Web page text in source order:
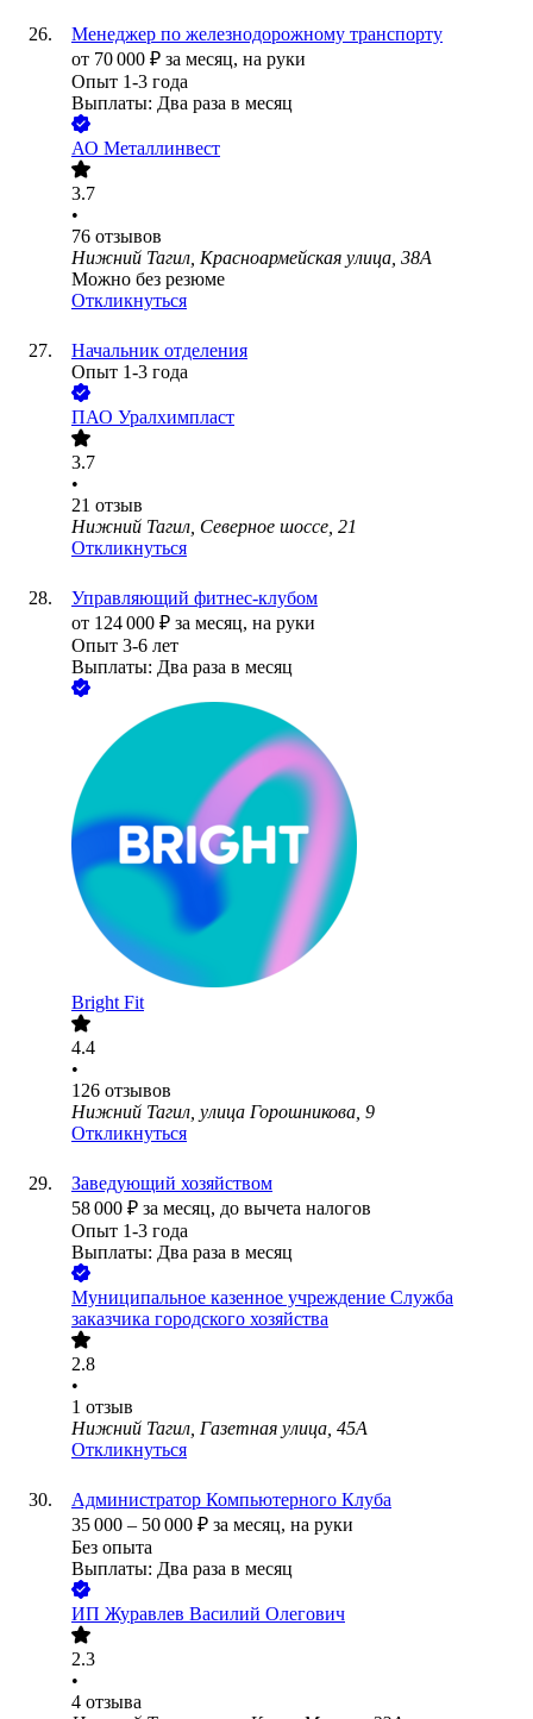
Менеджер по железнодорожному транспорту
от 70 000 ₽ за месяц, на руки
Опыт 1-3 года
Выплаты: Два раза в месяц
АО Металлинвест
3.7
•
76 отзывов
Нижний Тагил, Красноармейская улица, 38А
Можно без резюме
Откликнуться
Начальник отделения
Опыт 1-3 года
ПАО Уралхимпласт
3.7
•
21 отзыв
Нижний Тагил, Северное шоссе, 21
Откликнуться
Управляющий фитнес-клубом
от 124 000 ₽ за месяц, на руки
Опыт 3-6 лет
Выплаты: Два раза в месяц
Bright Fit
4.4
•
126 отзывов
Нижний Тагил, улица Горошникова, 9
Откликнуться
Заведующий хозяйством
58 000 ₽ за месяц, до вычета налогов
Опыт 1-3 года
Выплаты: Два раза в месяц
Муниципальное казенное учреждение Служба
заказчика городского хозяйства
2.8
•
1 отзыв
Нижний Тагил, Газетная улица, 45А
Откликнуться
Администратор Компьютерного Клуба
35 000 – 50 000 ₽ за месяц, на руки
Без опыта
Выплаты: Два раза в месяц
ИП Журавлев Василий Олегович
2.3
•
4 отзыва